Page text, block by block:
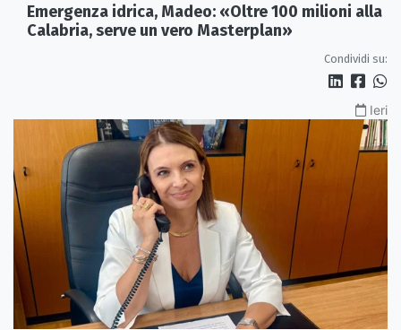
Emergenza idrica, Madeo: «Oltre 100 milioni alla
Calabria, serve un vero Masterplan»
Condividi su:
Ieri